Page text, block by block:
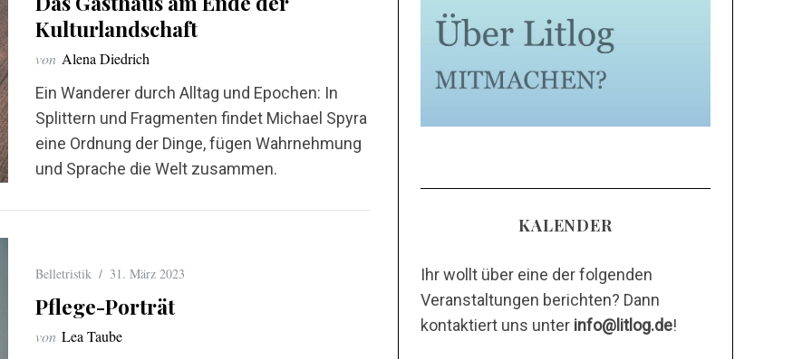
Kulturlandschaft
von Alena Diedrich
Ein Wanderer durch Alltag und Epochen: In
Splittern und Fragmenten findet Michael Spyra
eine Ordnung der Dinge, fügen Wahrnehmung
und Sprache die Welt zusammen.
Belletristik 31. März 2023
Pflege-Porträt
von Lea Taube
KALENDER
Ihr wollt über eine der folgenden
Veranstaltungen berichten? Dann
kontaktiert uns unter info@litlog.de!